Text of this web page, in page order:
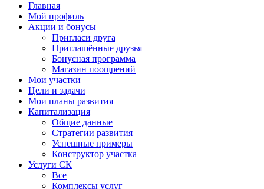
Главная
Мой профиль
Акции и бонусы
Пригласи друга
Приглашённые друзья
Бонусная программа
Магазин поощрений
Мои участки
Цели и задачи
Мои планы развития
Капитализация
Общие данные
Стратегии развития
Успешные примеры
Конструктор участка
Услуги СК
Все
Комплексы услуг